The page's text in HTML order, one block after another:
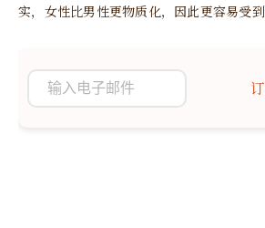
实，女性比男性更物质化，因此更容易受